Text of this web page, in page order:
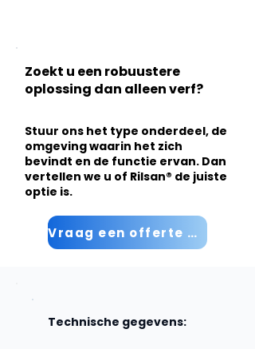
Zoekt u een robuustere
oplossing dan alleen verf?
Stuur ons het type onderdeel, de
omgeving waarin het zich
bevindt en de functie ervan. Dan
vertellen we u of Rilsan® de juiste
optie is.
Vraag een offerte aan
Technische gegevens: